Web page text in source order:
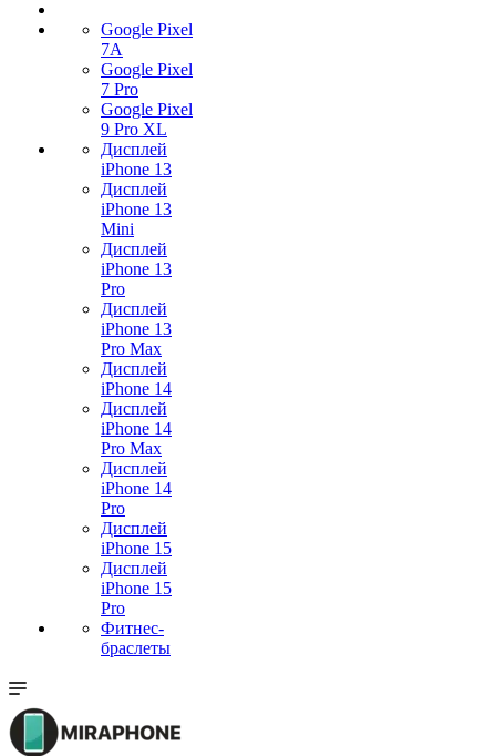
Google Pixel
7А
Google Pixel
7 Pro
Google Pixel
9 Pro XL
Дисплей
iPhone 13
Дисплей
iPhone 13
Mini
Дисплей
iPhone 13
Pro
Дисплей
iPhone 13
Pro Max
Дисплей
iPhone 14
Дисплей
iPhone 14
Pro Max
Дисплей
iPhone 14
Pro
Дисплей
iPhone 15
Дисплей
iPhone 15
Pro
Фитнес-
браслеты